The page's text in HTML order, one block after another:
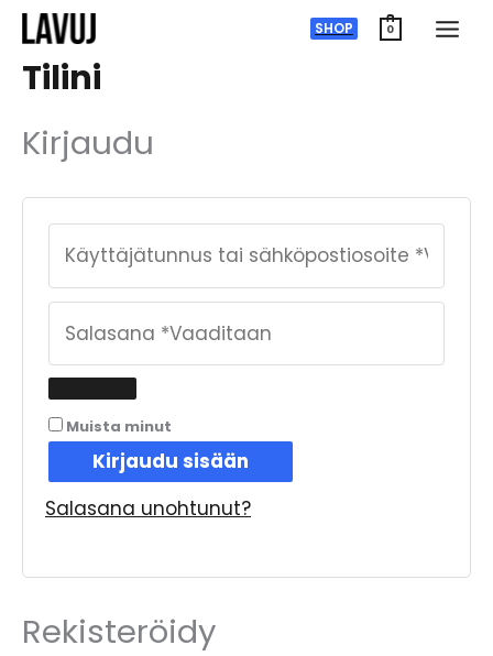
Siirry
sisältöön
SHOP 0
Tilini
Kirjaudu
Muista minut
Kirjaudu sisään
Salasana unohtunut?
Rekisteröidy